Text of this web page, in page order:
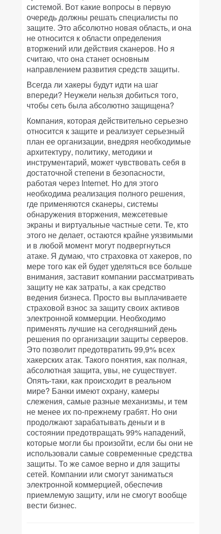
системой. Вот какие вопросы в первую
очередь должны решать специалисты по
защите. Это абсолютно новая область, и она
не относится к области определения
вторжений или действия сканеров. Но я
считаю, что она станет основным
направлением развития средств защиты.
Всегда ли хакеры будут идти на шаг
впереди? Неужели нельзя добиться того,
чтобы сеть была абсолютно защищена?
Компания, которая действительно серьезно
относится к защите и реализует серьезный
план ее организации, внедряя необходимые
архитектуру, политику, методики и
инструментарий, может чувствовать себя в
достаточной степени в безопасности,
работая через Internet. Но для этого
необходима реализация полного решения,
где применяются сканеры, системы
обнаружения вторжения, межсетевые
экраны и виртуальные частные сети. Те, кто
этого не делает, остаются крайне уязвимыми
и в любой момент могут подвергнуться
атаке. Я думаю, что страховка от хакеров, по
мере того как ей будет уделяться все больше
внимания, заставит компании рассматривать
защиту не как затраты, а как средство
ведения бизнеса. Просто вы выплачиваете
страховой взнос за защиту своих активов
электронной коммерции. Необходимо
применять лучшие на сегодняшний день
решения по организации защиты серверов.
Это позволит предотвратить 99,9% всех
хакерских атак. Такого понятия, как полная,
абсолютная защита, увы, не существует.
Опять-таки, как происходит в реальном
мире? Банки имеют охрану, камеры
слежения, самые разные механизмы, и тем
не менее их по-прежнему грабят. Но они
продолжают зарабатывать деньги и в
состоянии предотвращать 99% нападений,
которые могли бы произойти, если бы они не
использовали самые современные средства
защиты. То же самое верно и для защиты
сетей. Компании или смогут заниматься
электронной коммерцией, обеспечив
приемлемую защиту, или не смогут вообще
вести бизнес.